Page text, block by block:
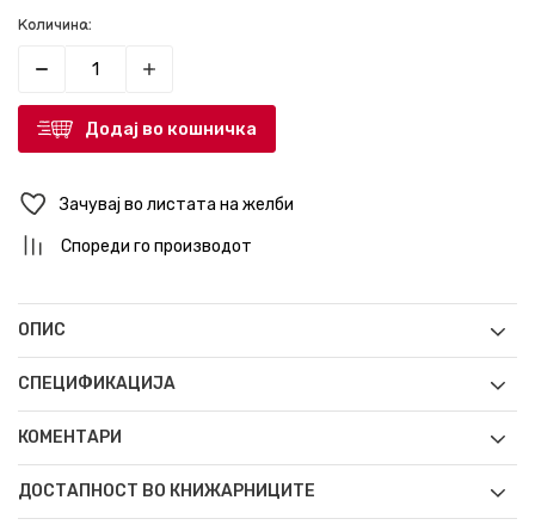
Количина:
Додај во кошничка
Зачувај во листата на желби
Спореди го производот
ОПИС
СПЕЦИФИКАЦИЈА
КОМЕНТАРИ
ДОСТАПНОСТ ВО КНИЖАРНИЦИТЕ